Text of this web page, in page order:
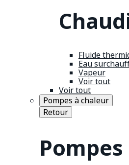
Fluide
Eau
Vapeur
Voir tout
Voir tout
Pompes à chaleur
Retour